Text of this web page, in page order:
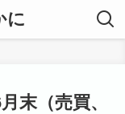
に
末（売買、